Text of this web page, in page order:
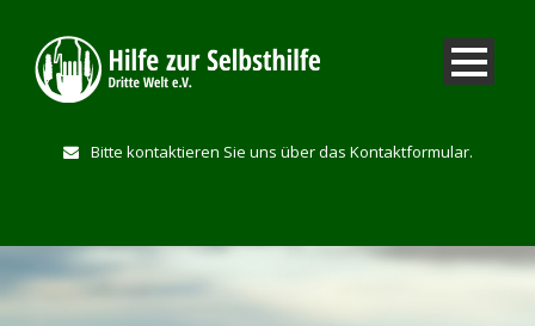
Bitte kontaktieren Sie uns über das Kontaktformular.